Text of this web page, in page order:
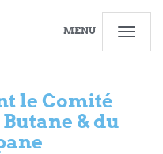
MENU
le Comité
& du